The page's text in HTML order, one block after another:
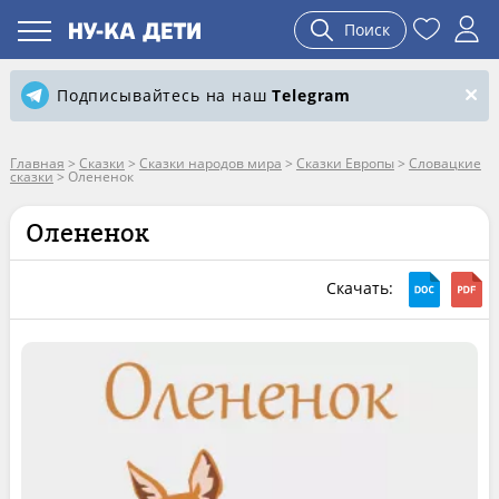
Поиск
Подписывайтесь на нашTelegram
Главная > Сказки > Сказки народов мира > Сказки Европы > Словацкие
сказки>Олененок
Олененок
Скачать: